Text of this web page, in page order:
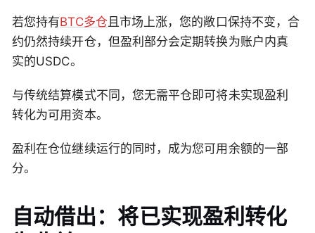
若您持有BTC多仓且市场上涨，您的敞口保持不变，合
约仍然持续开仓，但盈利部分会定期转换为账户内真
实的USDC。
与传统结算模式不同，您无需平仓即可将未实现盈利
转化为可用资本。
盈利在仓位继续运行的同时，成为您可用余额的一部
分。
自动借出：将已实现盈利转化